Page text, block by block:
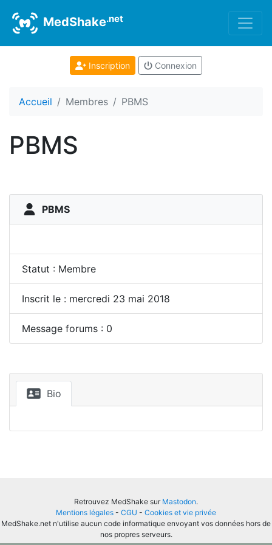
MedShake.net
Inscription Connexion
Accueil Membres PBMS
PBMS
PBMS
Statut : Membre
Inscrit le : mercredi 23 mai 2018
Message forums : 0
Bio
Retrouvez MedShake sur Mastodon.
Mentions légales - CGU - Cookies et vie privée
MedShake.net n'utilise aucun code informatique envoyant vos données hors de
nos propres serveurs.